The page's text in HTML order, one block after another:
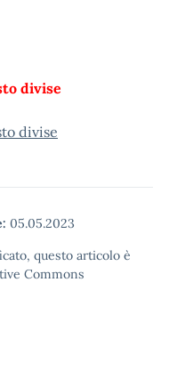
divise
divise
05.05.2023
questo articolo è
Commons